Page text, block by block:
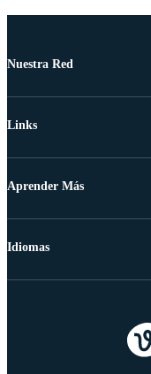
Nuestra Red
Links
Aprender Más
Idiomas